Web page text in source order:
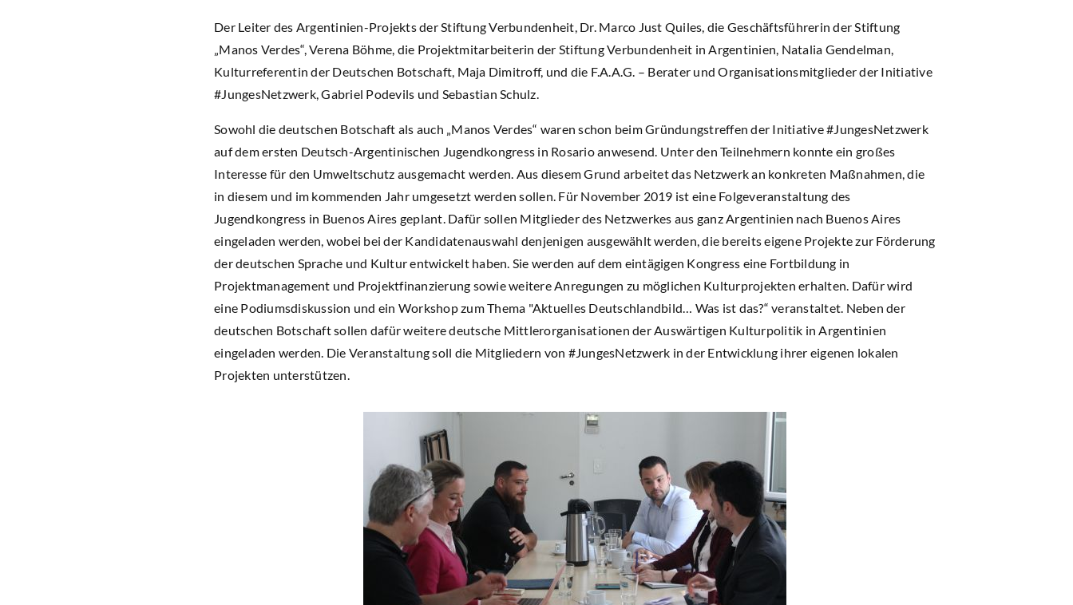
Der Leiter des Argentinien-Projekts der Stiftung Verbundenheit, Dr. Marco Just Quiles, die Geschäftsführerin der Stiftung
„Manos Verdes“, Verena Böhme, die Projektmitarbeiterin der Stiftung Verbundenheit in Argentinien, Natalia Gendelman,
Kulturreferentin der Deutschen Botschaft, Maja Dimitroff, und die F.A.A.G. – Berater und Organisationsmitglieder der Initiative
#JungesNetzwerk, Gabriel Podevils und Sebastian Schulz.
Sowohl die deutschen Botschaft als auch „Manos Verdes“ waren schon beim Gründungstreffen der Initiative #JungesNetzwerk
auf dem ersten Deutsch-Argentinischen Jugendkongress in Rosario anwesend. Unter den Teilnehmern konnte ein großes
Interesse für den Umweltschutz ausgemacht werden. Aus diesem Grund arbeitet das Netzwerk an konkreten Maßnahmen, die
in diesem und im kommenden Jahr umgesetzt werden sollen. Für November 2019 ist eine Folgeveranstaltung des
Jugendkongress in Buenos Aires geplant. Dafür sollen Mitglieder des Netzwerkes aus ganz Argentinien nach Buenos Aires
eingeladen werden, wobei bei der Kandidatenauswahl denjenigen ausgewählt werden, die bereits eigene Projekte zur Förderung
der deutschen Sprache und Kultur entwickelt haben. Sie werden auf dem eintägigen Kongress eine Fortbildung in
Projektmanagement und Projektfinanzierung sowie weitere Anregungen zu möglichen Kulturprojekten erhalten. Dafür wird
eine Podiumsdiskussion und ein Workshop zum Thema "Aktuelles Deutschlandbild… Was ist das?“ veranstaltet. Neben der
deutschen Botschaft sollen dafür weitere deutsche Mittlerorganisationen der Auswärtigen Kulturpolitik in Argentinien
eingeladen werden. Die Veranstaltung soll die Mitgliedern von #JungesNetzwerk in der Entwicklung ihrer eigenen lokalen
Projekten unterstützen.